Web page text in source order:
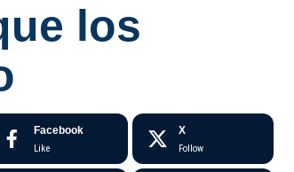
los
Facebook
Like
X
Follow